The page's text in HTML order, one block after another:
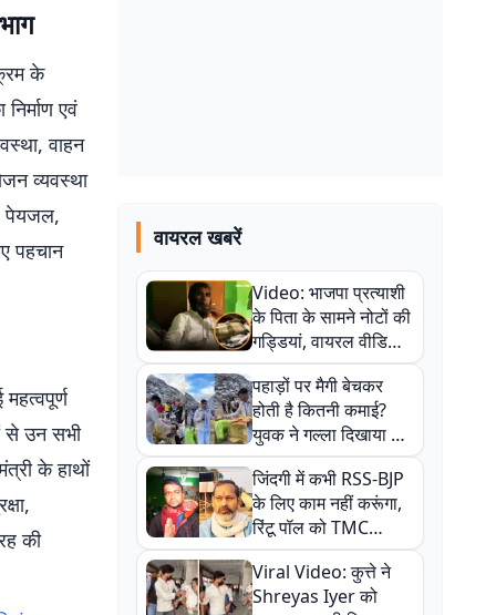
के
एवं
वाहन
व्यवस्था
पेयजल,
पहचान
से उन सभी
के हाथों
की
वायरल खबरें
Video: भाजपा प्रत्याशी
के पिता के सामने नोटों की
गड्डियां, वायरल वीडियो
से राजनीति में उबाल,
अजित महतो बोले- TMC
की गंदी चाल
पहाड़ों पर मैगी बेचकर
होती है कितनी कमाई?
युवक ने गल्ला दिखाया तो
नौकरी वालों के खड़े हो गए
कान
जिंदगी में कभी RSS-BJP
के लिए काम नहीं करूंगा,
रिंटू पॉल को TMC
ऑफिस में ले जाकर पीटा,
Video वायरल
Viral Video: कुत्ते ने
Shreyas Iyer को